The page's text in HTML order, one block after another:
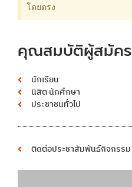
โดยตรง
คุณสมบัติผู้สมัคร
นักเรียน
นิสิต นักศึกษา
ประชาชนทั่วไป
ติดต่อประชาสัมพันธ์กิจกรรม